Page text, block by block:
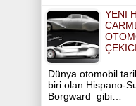
YENI
Dünya otomobil
biri olan Hispano-
Borgward gibi…